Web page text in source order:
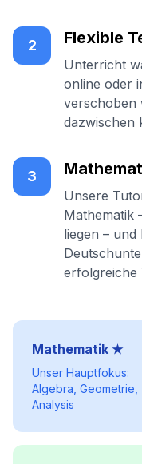
2 Flexible
Unterricht
online oder
verschoben
dazwischen
3
Unsere
Mathematik
liegen –
erfolgreiche
Mathematik ★
Unser Hauptfokus:
Algebra, Geometrie,
Analysis